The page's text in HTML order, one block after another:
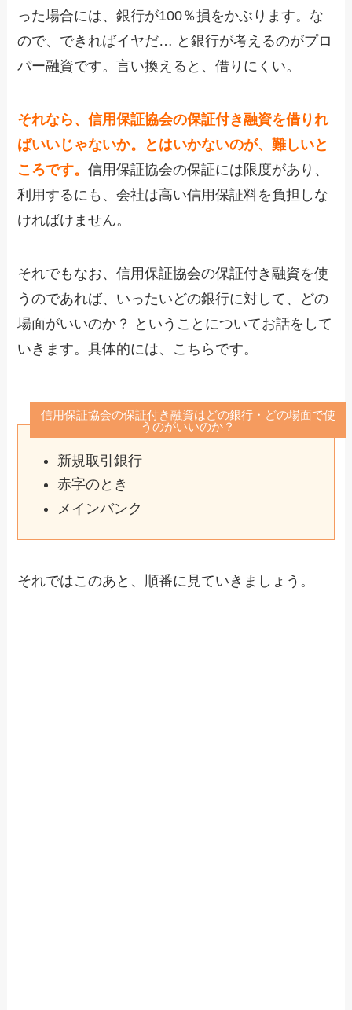
った場合には、銀行が100％損をかぶります。な
ので、できればイヤだ… と銀行が考えるのがプロ
パー融資です。言い換えると、借りにくい。
それなら、信用保証協会の保証付き融資を借りれ
ばいいじゃないか。とはいかないのが、難しいと
ころです。信用保証協会の保証には限度があり、
利用するにも、会社は高い信用保証料を負担しな
ければけません。
それでもなお、信用保証協会の保証付き融資を使
うのであれば、いったいどの銀行に対して、どの
場面がいいのか？ ということについてお話をして
いきます。具体的には、こちらです。
信用保証協会の保証付き融資はどの銀行・どの場面で使
うのがいいのか？
新規取引銀行
赤字のとき
メインバンク
それではこのあと、順番に見ていきましょう。